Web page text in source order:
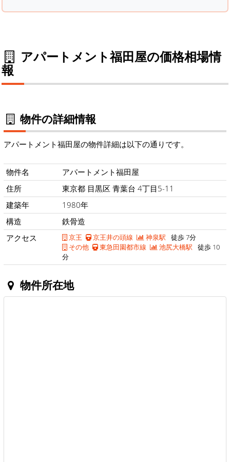
アパートメント福田屋の価格相場情
報
物件の詳細情報
アパートメント福田屋の物件詳細は以下の通りです。
物件名
アパートメント福田屋
住所
東京都 目黒区 青葉台 4丁目5-11
建築年
1980年
構造
鉄骨造
アクセス
京王 京王井の頭線 神泉駅 徒歩 7分
その他
東急田園都市線 池尻大橋駅 徒歩 10
分
物件所在地